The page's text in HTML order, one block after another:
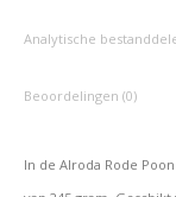
Analytische
Beoordelingen (0)
In de Alroda Rode